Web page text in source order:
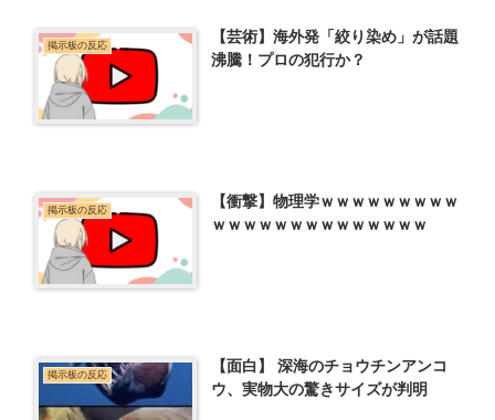
掲示板の反応
【芸術】海外発「絞り染め」が話題
沸騰！プロの犯行か？
掲示板の反応
【衝撃】物理学ｗｗｗｗｗｗｗｗｗ
ｗｗｗｗｗｗｗｗｗｗｗｗｗｗ
掲示板の反応
【面白】 深海のチョウチンアンコ
ウ、実物大の驚きサイズが判明